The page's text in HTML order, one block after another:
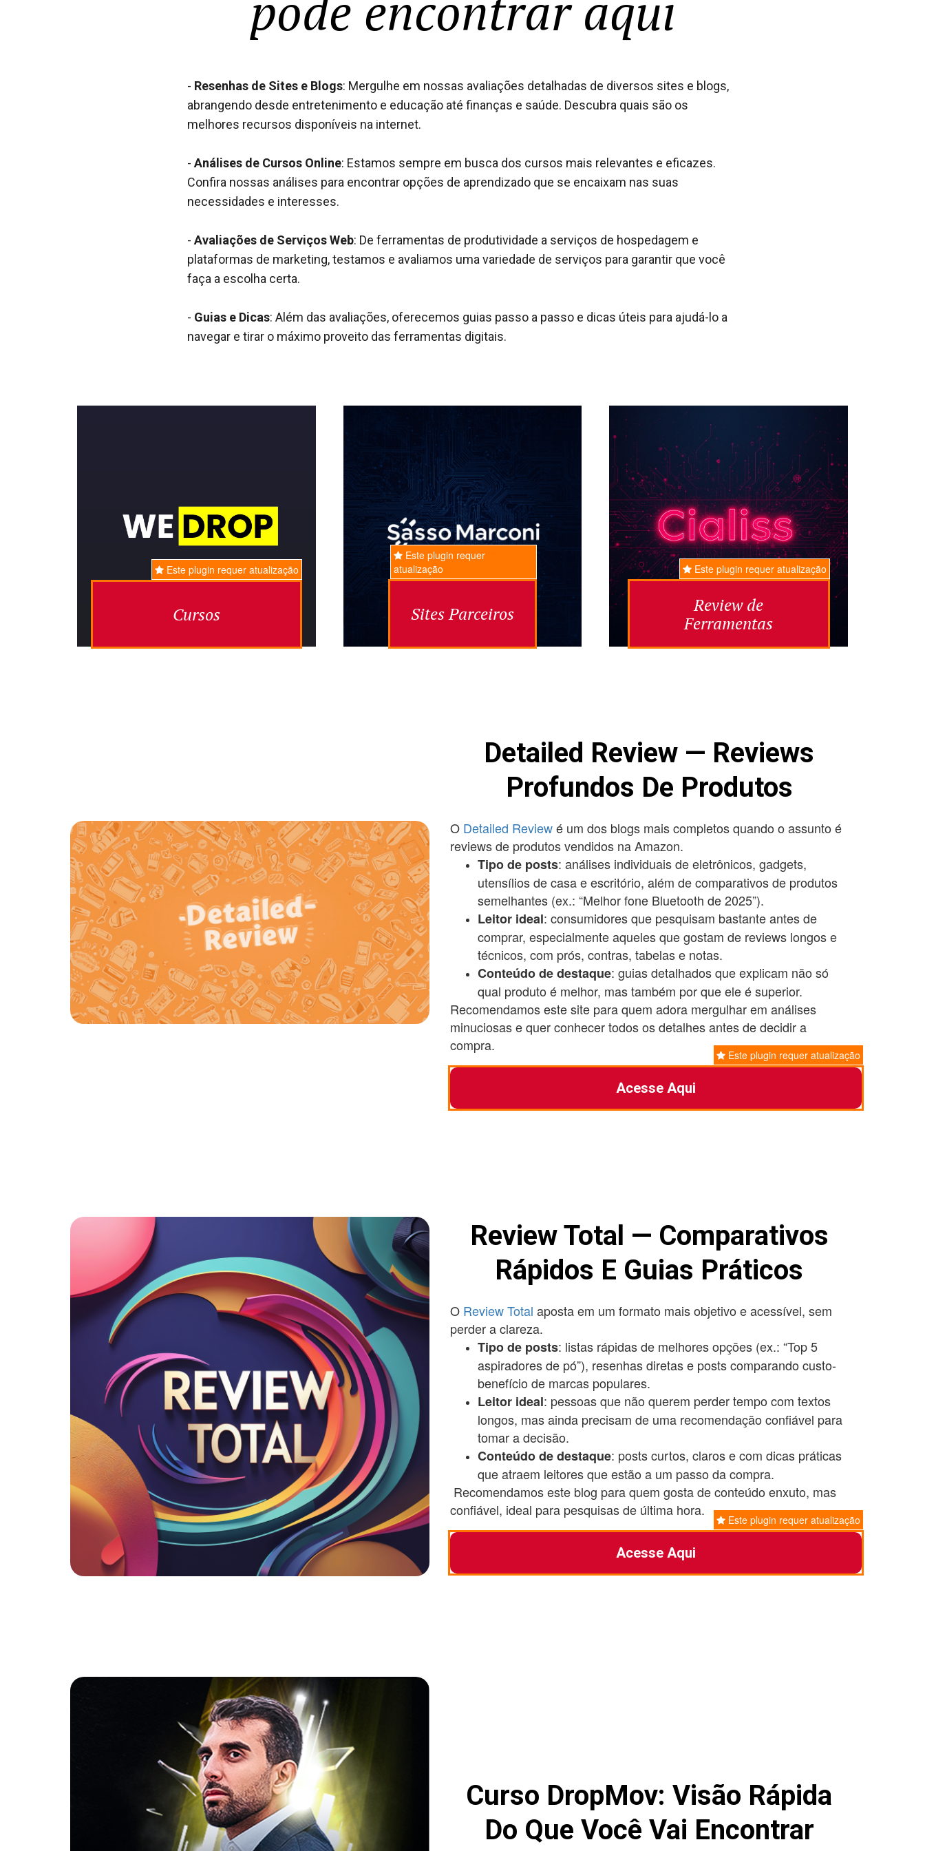
- Resenhas de Sites e Blogs: Mergulhe em nossas avaliações detalhadas de diversos sites e blogs,
abrangendo desde entretenimento e educação até finanças e saúde. Descubra quais são os
melhores recursos disponíveis na internet.
- Análises de Cursos Online: Estamos sempre em busca dos cursos mais relevantes e eficazes.
Confira nossas análises para encontrar opções de aprendizado que se encaixam nas suas
necessidades e interesses.
- Avaliações de Serviços Web: De ferramentas de produtividade a serviços de hospedagem e
plataformas de marketing, testamos e avaliamos uma variedade de serviços para garantir que você
faça a escolha certa.
- Guias e Dicas: Além das avaliações, oferecemos guias passo a passo e dicas úteis para ajudá-lo a
navegar e tirar o máximo proveito das ferramentas digitais.
Este plugin requer atualização
Cursos
Este plugin requer
atualização
Sites Parceiros
Este plugin requer atualização
Review de
Ferramentas
Detailed Review — Reviews
Profundos De Produtos
O Detailed Reviewé um dos blogs mais completos quando o assunto é
reviews de produtos vendidos na Amazon.
Tipo de posts: análises individuais de eletrônicos, gadgets,
utensílios de casa e escritório, além de comparativos de produtos
semelhantes (ex.: “Melhor fone Bluetooth de 2025”).
Leitor ideal: consumidores que pesquisam bastante antes de
comprar, especialmente aqueles que gostam de reviews longos e
técnicos, com prós, contras, tabelas e notas.
Conteúdo de destaque: guias detalhados que explicam não só
qual produto é melhor, mas também por que ele é superior.
Recomendamos este site para quem adora mergulhar em análises
minuciosas e quer conhecer todos os detalhes antes de decidir a
compra.
Este plugin requer atualização
Acesse Aqui
Review Total — Comparativos
Rápidos E Guias Práticos
O Review Total aposta em um formato mais objetivo e acessível, sem
perder a clareza.
Tipo de posts: listas rápidas de melhores opções (ex.: “Top 5
aspiradores de pó”), resenhas diretas e posts comparando custo-
benefício de marcas populares.
Leitor ideal: pessoas que não querem perder tempo com textos
longos, mas ainda precisam de uma recomendação confiável para
tomar a decisão.
Conteúdo de destaque: posts curtos, claros e com dicas práticas
que atraem leitores que estão a um passo da compra.
Recomendamos este blog para quem gosta de conteúdo enxuto, mas
confiável, ideal para pesquisas de última hora.
Este plugin requer atualização
Acesse Aqui
Curso DropMov: Visão Rápida
Do Que Você Vai Encontrar